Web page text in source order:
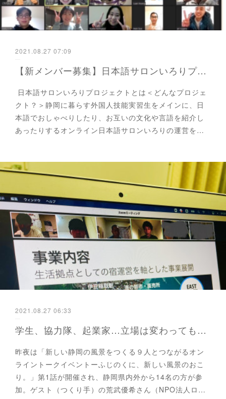
2021.08.27 07:09
【新メンバー募集】日本語サロンいろりプロジェクトの学生スタッフを募集！
日本語サロンいろりプロジェクトとは＜どんなプロジェ
クト？＞静岡に暮らす外国人技能実習生をメインに、日
本語でおしゃべりしたり、お互いの文化や言語を紹介し
あったりするオンライン日本語サロンいろりの運営を…
2021.08.27 06:33
学生、協力隊、起業家…立場は変わっても、変わらない想い・覚悟ー「ふじのくに、新しい風景のおこり。第1話新しい港町の風景＠東伊豆町」を開催しました！
昨夜は「新しい静岡の風景をつくる９人とつながるオン
ライントークイベントーふじのくに、新しい風景のおこ
り。」第1話が開催され、静岡県内外から14名の方が参
加。ゲスト（つくり手）の荒武優希さん（NPO法人ロ…